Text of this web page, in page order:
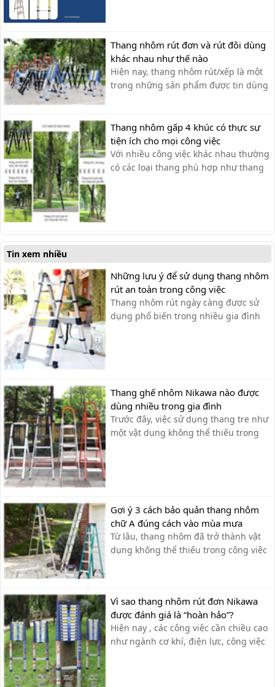
nhôm nào là tốt nhất?
Thang nhôm rút đơn và rút đôi dùng
khác nhau như thế nào
Hiện nay, thang nhôm rút/xếp là một
trong những sản phẩm được tin dùng
những tính năng an toàn thuận tiện,
đặc biệt với khả năng rút gọn thang
sau khi sử dụng giúp tiết kiệm diện
tích cất giữ cũng như thuận tiện t...
Thang nhôm gấp 4 khúc có thực sự
tiện ích cho mọi công việc
Với nhiều công việc khác nhau thường
có các loại thang phù hợp như thang
bởi sự tiện dụng mà nó mang lại. Đây
là [...
Tin xem nhiều
Những lưu ý để sử dụng thang nhôm
rút an toàn trong công việc
Thang nhôm rút ngày càng được sử
dụng phổ biến trong nhiều gia đình
người vẫn chủ quan trong việc tìm
hiểu công...
Thang ghế nhôm Nikawa nào được
dùng nhiều trong gia đình
Trước đây, việc sử dụng thang tre như
một vật dụng không thể thiếu trong
gọn, tiện ích, độ an toàn đạt tiêu ...
Gợi ý 3 cách bảo quản thang nhôm
chữ A đúng cách vào mùa mưa
Từ lâu, thang nhôm đã trở thành vật
dụng không thể thiếu trong công việc
Ameca hay Nikita,… Với những ưu
điểm vượt trội về chiều cao cũng như
độ an toàn, chắc chắn, khả năng
chịu...
Vì sao thang nhôm rút đơn Nikawa
được đánh giá là “hoàn hảo”?
Hiện nay , các công việc cần chiều cao
như ngành cơ khí, điện lực, công việc